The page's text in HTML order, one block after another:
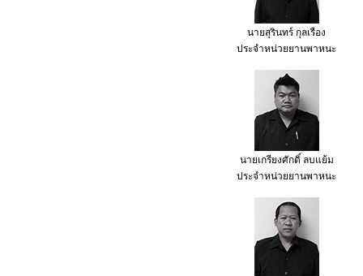
นายสุรินทร์ กุลเรือง
ประจำหน่วยยานพาหนะ
นายเกรียงศักดิ์ ลบแย้ม
ประจำหน่วยยานพาหนะ